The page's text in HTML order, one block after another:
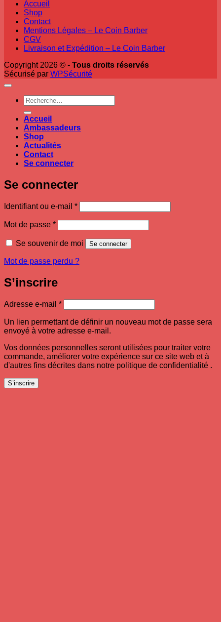
Accueil
Shop
Contact
Mentions Légales – Le Coin Barber
CGV
Livraison et Expédition – Le Coin Barber
Copyright 2026 © - Tous droits réservés
Sécurisé par WPSécurité
Recherche
pour :
Accueil
Ambassadeurs
Shop
Actualités
Contact
Se connecter
Se connecter
Identifiant ou e-mail *Obligatoire
Mot de passe *Obligatoire
Se souvenir de moi Se connecter
Mot de passe perdu ?
S’inscrire
Adresse e-mail *Obligatoire
Un lien permettant de définir un nouveau mot de passe sera
envoyé à votre adresse e-mail.
Vos données personnelles seront utilisées pour traiter votre
commande, améliorer votre expérience sur ce site web et à
d'autres fins décrites dans notre politique de confidentialité .
S’inscrire